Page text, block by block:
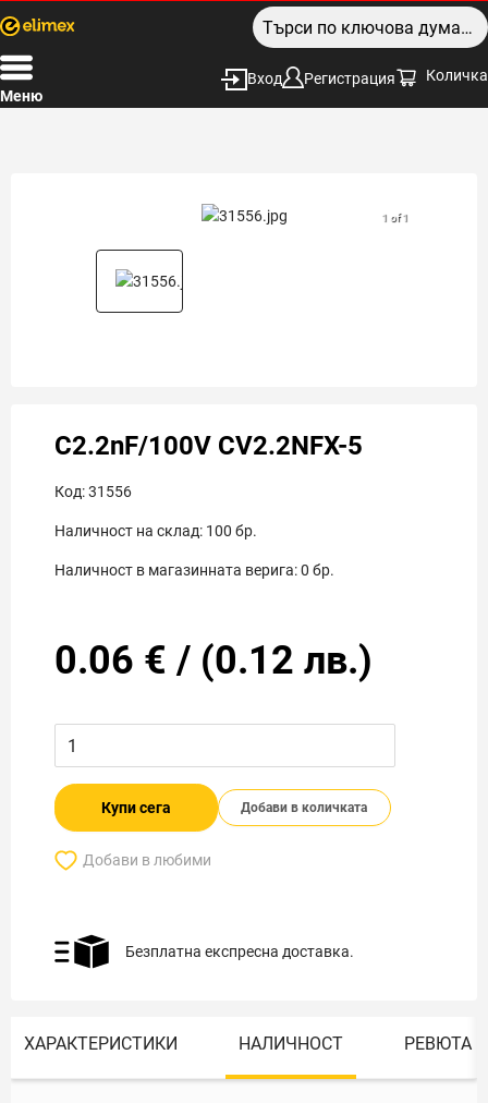
Меню
Вход Регистрация Количка
1 of 1
C2.2nF/100V CV2.2NFX-5
Код:31556
Наличност на склад: 100 бр.
Наличност в магазинната верига:0 бр.
0.06 € / (0.12 лв.)
Купи сега Добави в количката
Добави в любими
Безплатна експресна доставка.
ХАРАКТЕРИСТИКИ НАЛИЧНОСТ РЕВЮТА